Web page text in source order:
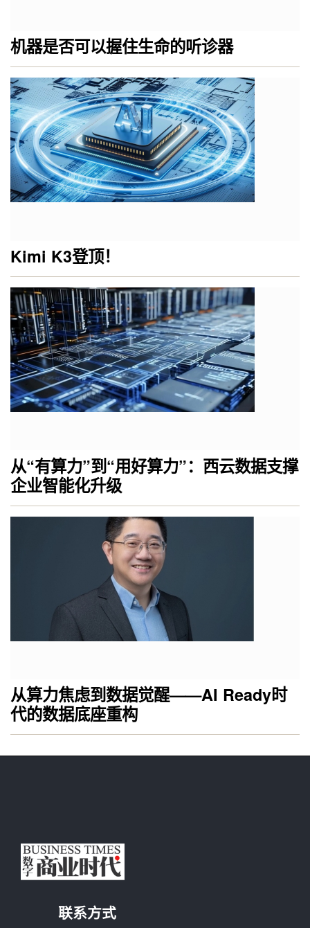
机器是否可以握住生命的听诊器
Kimi K3登顶！
从“有算力”到“用好算力”：西云数据支撑
企业智能化升级
从算力焦虑到数据觉醒——AI Ready时
代的数据底座重构
联系方式